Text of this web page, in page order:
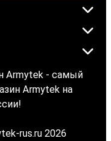
Armytek - самый
Armytek на
rus.ru 2026